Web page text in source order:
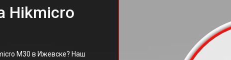
Hikmicro
M30 в Ижевске? Наш